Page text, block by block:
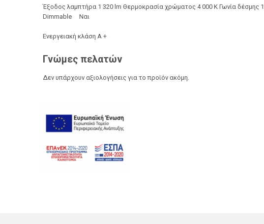
Έξοδος λαμπτήρα 1 320 lm Θερμοκρασία χρώματος 4 000 K Γωνία δέσμης
Dimmable Ναι
Ενεργειακή κλάση Α +
Γνώμες πελατών
Δεν υπάρχουν αξιολογήσεις για το προϊόν ακόμη.